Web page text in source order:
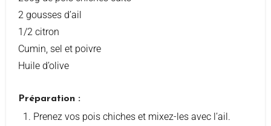
2 gousses d’ail
1/2 citron
Cumin, sel et poivre
Huile d’olive
Préparation :
Prenez vos pois chiches et mixez-les avec l’ail.